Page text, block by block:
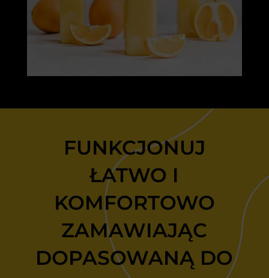
FUNKCJONUJ
ŁATWO I
KOMFORTOWO
ZAMAWIAJĄC
DOPASOWANĄ DO